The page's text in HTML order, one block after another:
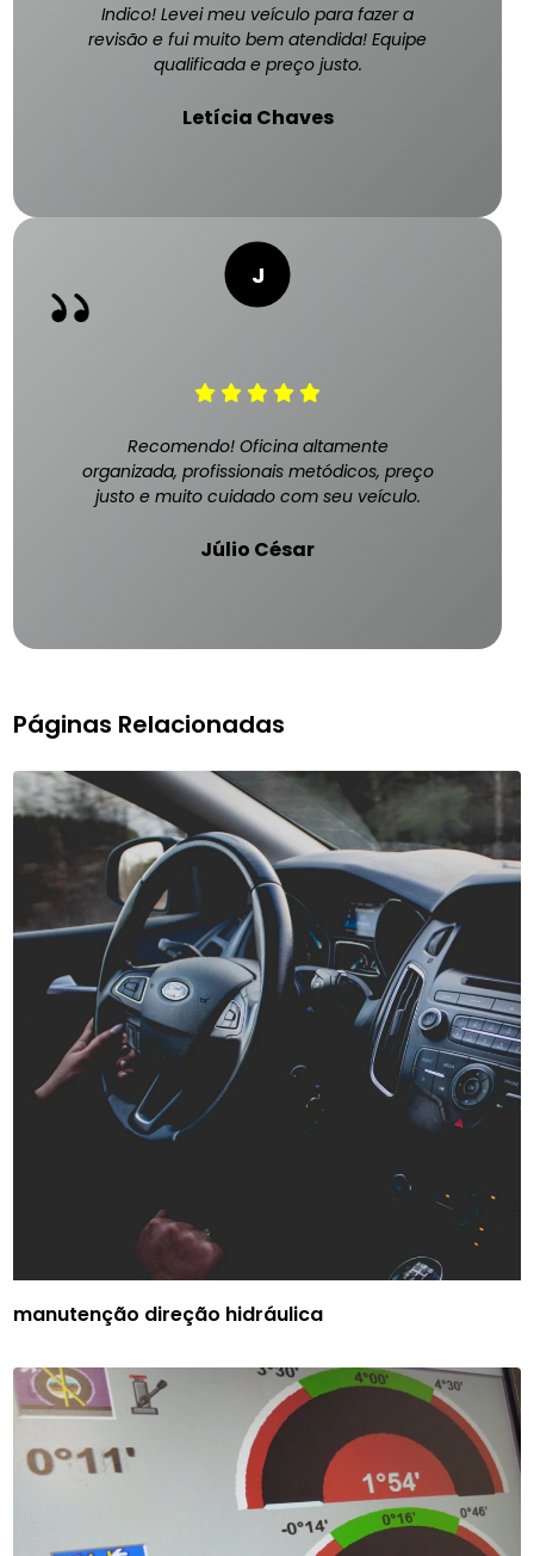
Indico! Levei meu veículo para fazer a
revisão e fui muito bem atendida! Equipe
qualificada e preço justo.
Letícia Chaves
Recomendo! Oficina altamente
organizada, profissionais metódicos, preço
justo e muito cuidado com seu veículo.
Júlio César
Páginas Relacionadas
manutenção direção hidráulica